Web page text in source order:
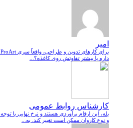
امیر
داره یا بیشتر تفاوتش روی کاغذه؟...
کارشناس روابط عمومی
بله، این ارقام برآوردی هستند و نرخ نهایی با
و نوع کاروان ممکن است تغییر کند. به...